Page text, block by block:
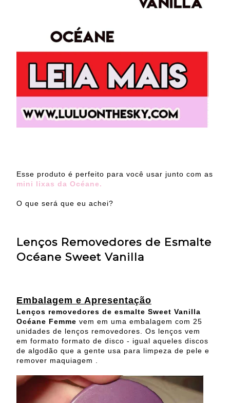
Esse produto é perfeito para você usar junto com as
mini lixas da Océane.
O que será que eu achei?
Lenços Removedores de Esmalte
Océane Sweet Vanilla
Embalagem e Apresentação
Lenços removedores de esmalte Sweet Vanilla
Océane Femme vem em uma embalagem com 25
unidades de lenços removedores. Os lenços vem
em formato formato de disco - igual aqueles discos
de algodão que a gente usa para limpeza de pele e
remover maquiagem .